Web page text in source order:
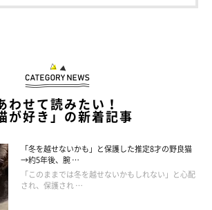
わせて読みたい！
が好き」の新着記事
「冬を越せないかも」と保護した推定8才の野良猫
→約5年後、腕 …
「このままでは冬を越せないかもしれない」と心配
され、保護され …